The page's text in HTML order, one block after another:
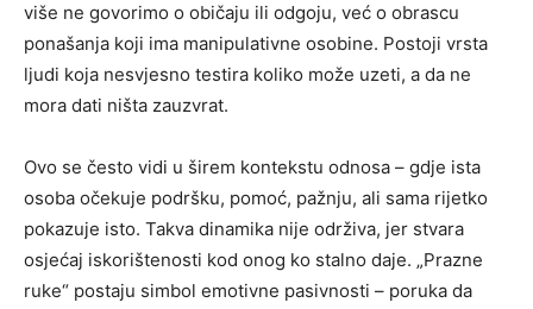
više ne govorimo o običaju ili odgoju, već o obrascu
ponašanja koji ima manipulativne osobine. Postoji vrsta
ljudi koja nesvjesno testira koliko može uzeti, a da ne
mora dati ništa zauzvrat.
Ovo se često vidi u širem kontekstu odnosa – gdje ista
osoba očekuje podršku, pomoć, pažnju, ali sama rijetko
pokazuje isto. Takva dinamika nije održiva, jer stvara
osjećaj iskorištenosti kod onog ko stalno daje. „Prazne
ruke“ postaju simbol emotivne pasivnosti – poruka da